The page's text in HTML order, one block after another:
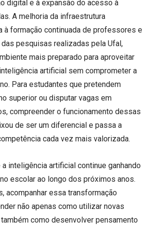
digital e à expansão do acesso à
A melhoria da infraestrutura
à formação continuada de professores e
pesquisas realizadas pela Ufal,
mais preparado para aproveitar
artificial sem comprometer a
Para estudantes que pretendem
superior ou disputar vagas em
compreender o funcionamento dessas
de ser um diferencial e passa a
cada vez mais valorizada.
inteligência artificial continue ganhando
escolar ao longo dos próximos anos.
acompanhar essa transformação
não apenas como utilizar novas
como desenvolver pensamento